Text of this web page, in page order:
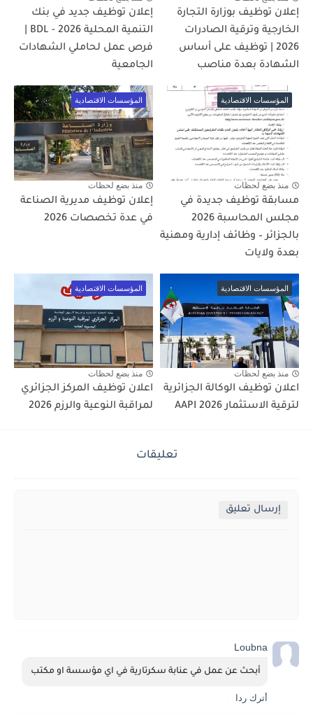
إعلان توظيف بوزارة التجارة
الخارجية وترقية الصادرات
2026 | توظيف على أساس
الشهادة بعدة مناصب
إعلان توظيف جديد في بنك
فرص عمل لحاملي الشهادات
الجامعية
المؤسسات الاقتصادية
منذ بضع لحظات
مسابقة توظيف جديدة في
مجلس المحاسبة 2026
بالجزائر – وظائف إدارية ومهنية
بعدة ولايات
المؤسسات الاقتصادية
منذ بضع لحظات
إعلان توظيف مديرية الصناعة
في عدة تخصصات 2026
المؤسسات الاقتصادية
منذ بضع لحظات
اعلان توظيف الوكالة الجزائرية
لترقية الاستثمار AAPI 2026
المؤسسات الاقتصادية
منذ بضع لحظات
اعلان توظيف المركز الجزائري
لمراقبة النوعية والرزم 2026
تعليقات
إرسال تعليق
Loubna
أبحث عن عمل في عنابة سكرتارية في اي مؤسسة او مكتب
أترك ردا